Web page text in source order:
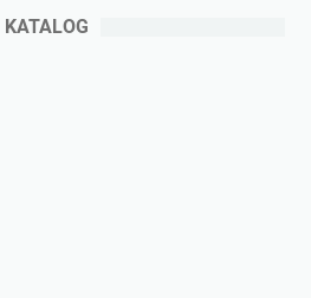
KATALOG